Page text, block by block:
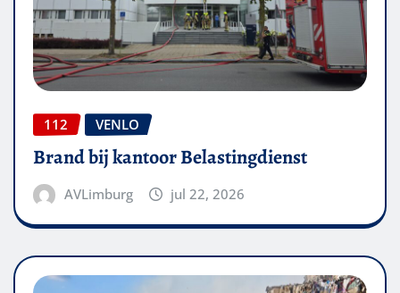
112 VENLO
Brand bij kantoor Belastingdienst
AVLimburg jul 22, 2026